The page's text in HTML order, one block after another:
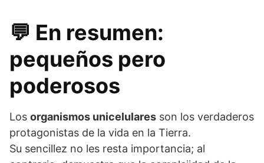
💬 En resumen:
pequeños pero
poderosos
Los organismos unicelulares son los verdaderos
protagonistas de la vida en la Tierra.
Su sencillez no les resta importancia; al